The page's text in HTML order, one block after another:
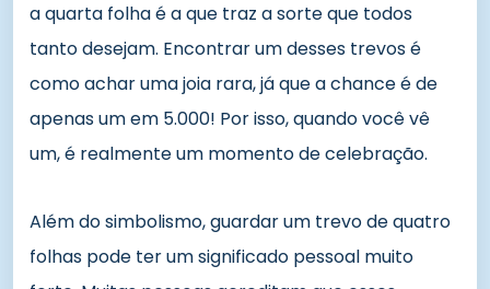
a quarta folha é a que traz a sorte que todos
tanto desejam. Encontrar um desses trevos é
como achar uma joia rara, já que a chance é de
apenas um em 5.000! Por isso, quando você vê
um, é realmente um momento de celebração.
Além do simbolismo, guardar um trevo de quatro
folhas pode ter um significado pessoal muito